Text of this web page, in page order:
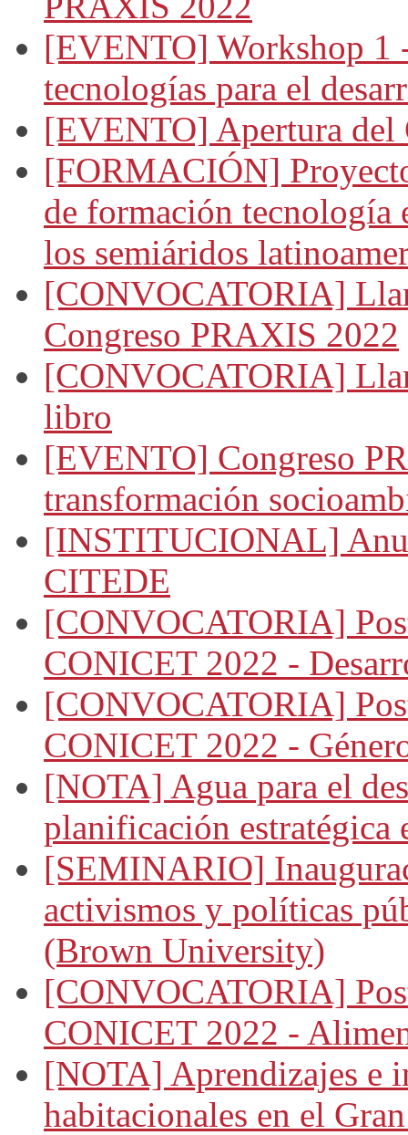
[EVENTO] Workshop 1
tecnologías para el
[EVENTO] Apertura del
[FORMACIÓN]
de formación tecnología
los semiáridos
[CONVOCATORIA]
Congreso PRAXIS 2022
[CONVOCATORIA]
libro
[EVENTO] Congreso
transformación
[INSTITUCIONAL]
CITEDE
[CONVOCATORIA]
CONICET 2022 -
[CONVOCATORIA]
CONICET 2022 -
[NOTA] Agua para el
planificación estratégica
[SEMINARIO]
activismos y políticas
(Brown University)
[CONVOCATORIA]
CONICET 2022 -
[NOTA] Aprendizajes e
habitacionales en el